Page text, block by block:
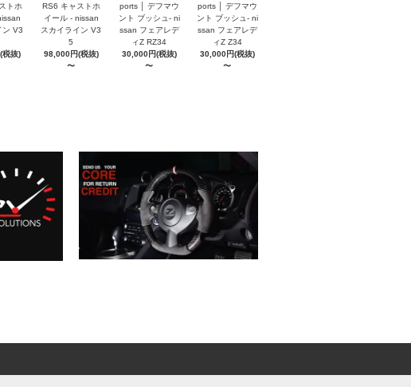
トホ
ン V3
抜)
RS6 キャストホ
イール - nissan
スカイライン V3
5
98,000円(税抜)
〜
ports │ デフマウ
ント ブッシュ- ni
ssan フェアレデ
ィZ RZ34
30,000円(税抜)
〜
ports │ デフマウ
ント ブッシュ- ni
ssan フェアレデ
ィZ Z34
30,000円(税抜)
〜